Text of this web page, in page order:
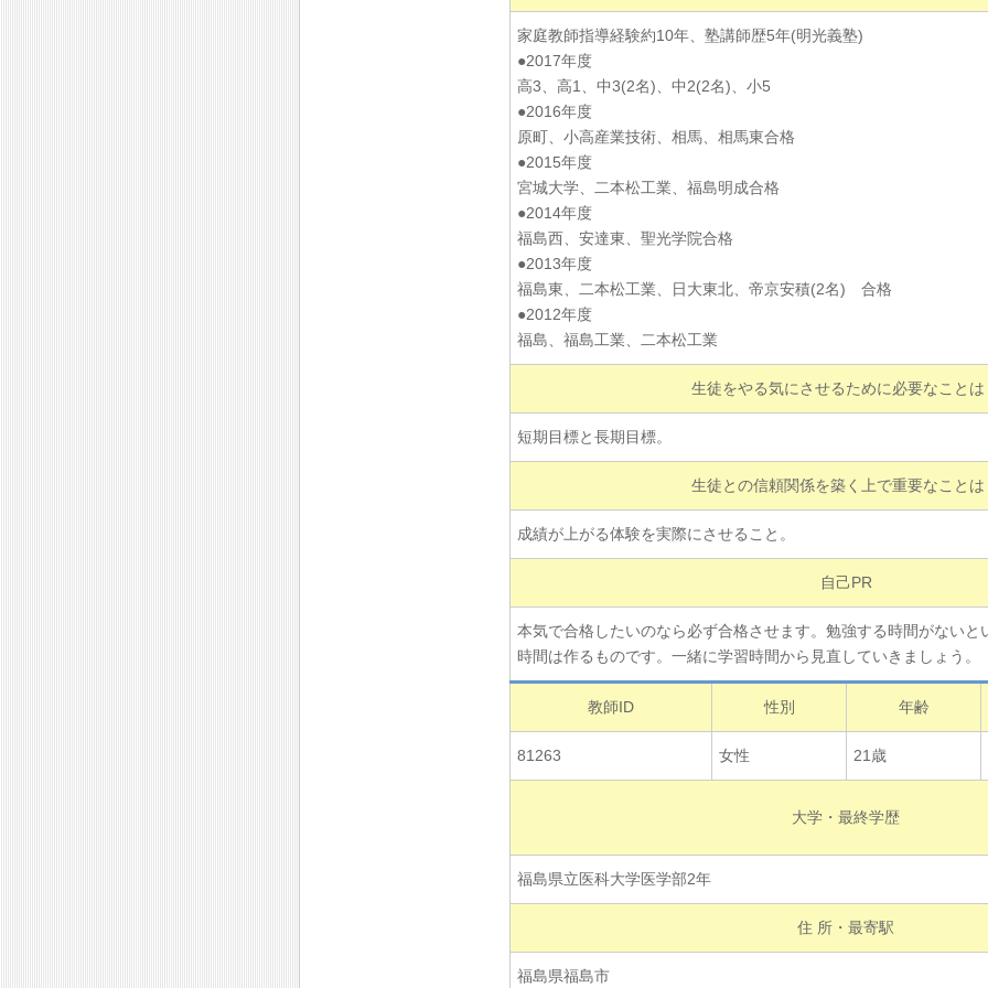
家庭教師指導経験約10年、塾講師歴5年(明光義塾)
●2017年度
高3、高1、中3(2名)、中2(2名)、小5
●2016年度
原町、小高産業技術、相馬、相馬東合格
●2015年度
宮城大学、二本松工業、福島明成合格
●2014年度
福島西、安達東、聖光学院合格
●2013年度
福島東、二本松工業、日大東北、帝京安積(2名) 合格
●2012年度
福島、福島工業、二本松工業
生徒をやる気にさせるために必要なことは
短期目標と長期目標。
生徒との信頼関係を築く上で重要なことは
成績が上がる体験を実際にさせること。
自己PR
本気で合格したいのなら必ず合格させます。勉強する時間がないと
時間は作るものです。一緒に学習時間から見直していきましょう。
教師ID 性別 年齢
81263 女性 21歳
大学・最終学歴
福島県立医科大学医学部2年
住 所・最寄駅
福島県福島市